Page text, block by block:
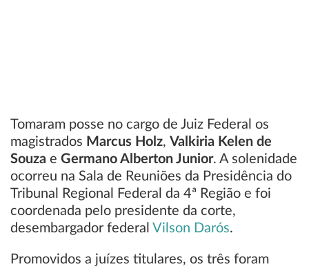
Tomaram posse no cargo de Juiz Federal os
magistrados Marcus Holz, Valkiria Kelen de
Souza e Germano Alberton Junior. A solenidade
ocorreu na Sala de Reuniões da Presidência do
Tribunal Regional Federal da 4ª Região e foi
coordenada pelo presidente da corte,
desembargador federal Vilson Darós.
Promovidos a juízes titulares, os três foram